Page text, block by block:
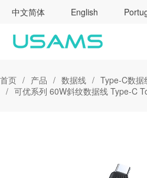
中文简体 English
首页 产品 数据线
Type-C数据
可优系列 60W斜纹数据线 Type-C